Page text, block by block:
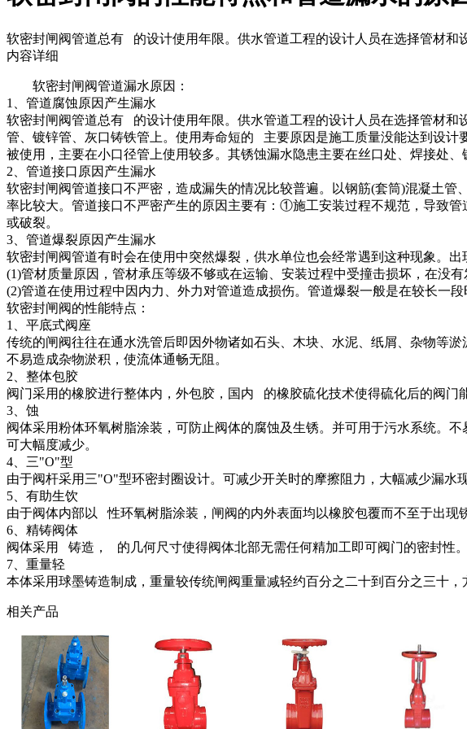
软密封闸阀管道总有 的设计使用年限。供水管道工程的设计人员在选择管材和
内容详细
软密封闸阀管道漏水原因：
1、管道腐蚀原因产生漏水
软密封闸阀管道总有 的设计使用年限。供水管道工程的设计人员在选择管材
管、镀锌管、灰口铸铁管上。使用寿命短的 主要原因是施工质量没能达到设
被使用，主要在小口径管上使用较多。其锈蚀漏水隐患主要在丝口处、焊接处、
2、管道接口原因产生漏水
软密封闸阀管道接口不严密，造成漏失的情况比较普遍。以钢筋(套筒)混凝土
率比较大。管道接口不严密产生的原因主要有：①施工安装过程不规范，导致
或破裂。
3、管道爆裂原因产生漏水
软密封闸阀管道有时会在使用中突然爆裂，供水单位也会经常遇到这种现象。出
(1)管材质量原因，管材承压等级不够或在运输、安装过程中受撞击损坏，在没
(2)管道在使用过程中因内力、外力对管道造成损伤。管道爆裂一般是在较长一段
软密封闸阀的性能特点：
1、平底式阀座
传统的闸阀往往在通水洗管后即因外物诸如石头、木块、水泥、纸屑、杂物等
不易造成杂物淤积，使流体通畅无阻。
2、整体包胶
阀门采用的橡胶进行整体内，外包胶，国内 的橡胶硫化技术使得硫化后的阀
3、蚀
阀体采用粉体环氧树脂涂装，可防止阀体的腐蚀及生锈。并可用于污水系统。
可大幅度减少。
4、三"O"型
由于阀杆采用三"O"型环密封圈设计。可减少开关时的摩擦阻力，大幅减少漏水
5、有助生饮
由于阀体内部以 性环氧树脂涂装，闸阀的内外表面均以橡胶包覆而不至于出现
6、精铸阀体
阀体采用 铸造， 的几何尺寸使得阀体北部无需任何精加工即可阀门的密封性。
7、重量轻
本体采用球墨铸造制成，重量较传统闸阀重量减轻约百分之二十到百分之三十，
相关产品